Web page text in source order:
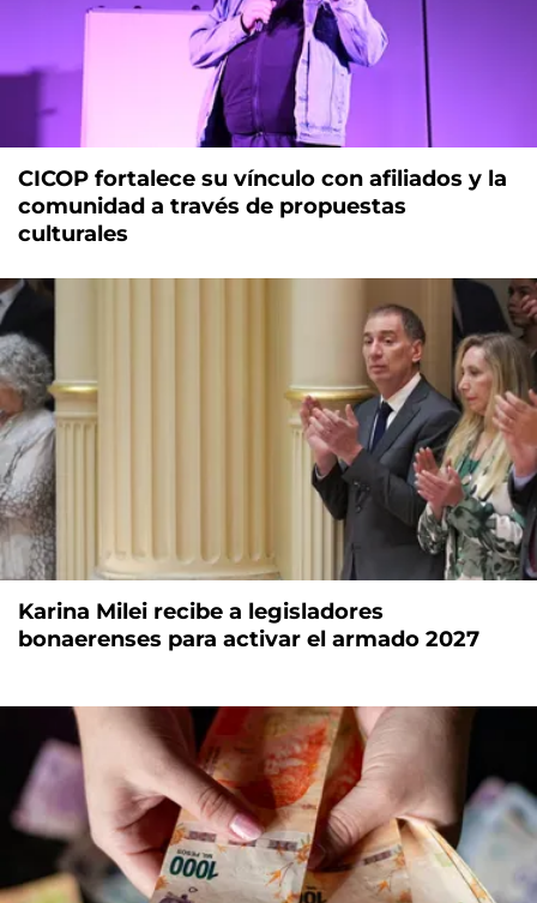
CICOP fortalece su vínculo con afiliados y la
comunidad a través de propuestas
culturales
Karina Milei recibe a legisladores
bonaerenses para activar el armado 2027